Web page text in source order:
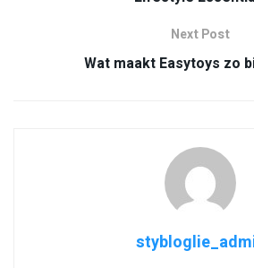
Next Post
Wat maakt Easytoys zo